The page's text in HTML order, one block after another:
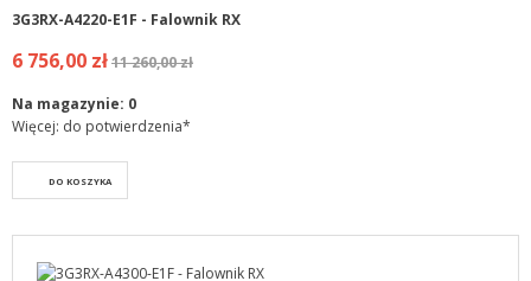
3G3RX-A4220-E1F - Falownik RX
6 756,00 zł11 260,00 zł
Na magazynie: 0
Więcej: do potwierdzenia*
DO KOSZYKA